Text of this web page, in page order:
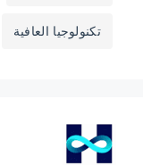
تكنولوجيا العافية